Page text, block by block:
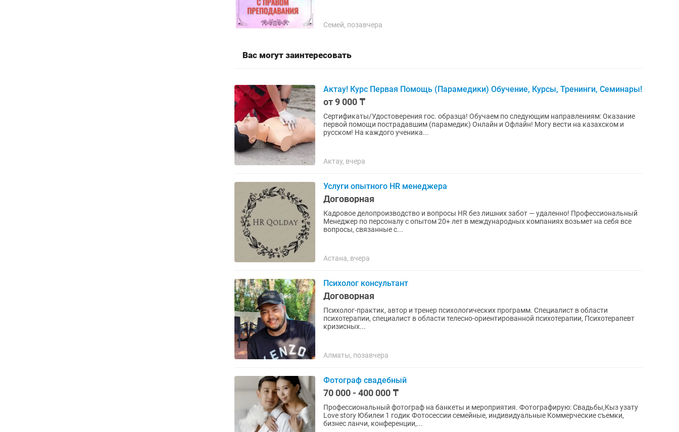
Семей, позавчера
Вас могут заинтересовать
Актау! Курс Первая Помощь (Парамедики) Обучение, Курсы, Тренинги, Семинары!
от 9 000 ₸
Сертификаты/Удостоверения гос. образца! Обучаем по следующим направлениям: Оказание
первой помощи пострадавшим (парамедик) Онлайн и Офлайн! Могу вести на казахском и
русском! На каждого ученика...
Актау, вчера
Услуги опытного HR менеджера
Договорная
Кадровое делопроизводство и вопросы HR без лишних забот — удаленно! Профессиональный
Менеджер по персоналу с опытом 20+ лет в международных компаниях возьмет на себя все
вопросы, связанные с...
Астана, вчера
Психолог консультант
Договорная
Психолог-практик, автор и тренер психологических программ. Специалист в области
психотерапии, специалист в области телесно-ориентированной психотерапии, Психотерапевт
кризисных...
Алматы, позавчера
Фотограф свадебный
70 000 - 400 000 ₸
Профессиональный фотограф на банкеты и мероприятия. Фотографирую: Свадьбы,Кыз узату
Love story Юбилеи 1 годик Фотосессии семейные, индивидуальные Коммерческие съемки,
бизнес ланчи, конференции,...